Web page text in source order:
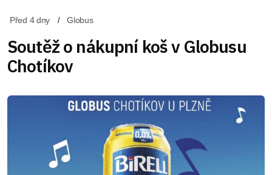
Před 4 dny Globus
Soutěž o nákupní koš v Globusu
Chotíkov